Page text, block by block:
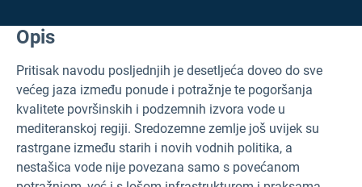
Opis
Pritisak navodu posljednjih je desetljeća doveo do sve
većeg jaza između ponude i potražnje te pogoršanja
kvalitete površinskih i podzemnih izvora vode u
mediteranskoj regiji. Sredozemne zemlje još uvijek su
rastrgane između starih i novih vodnih politika, a
nestašica vode nije povezana samo s povećanom